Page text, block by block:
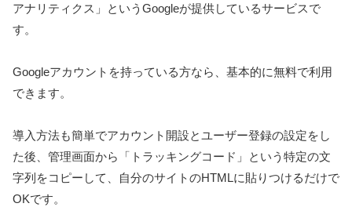
アナリティクス」というGoogleが提供しているサービスで
す。
Googleアカウントを持っている方なら、基本的に無料で利用
できます。
導入方法も簡単でアカウント開設とユーザー登録の設定をし
た後、管理画面から「トラッキングコード」という特定の文
字列をコピーして、自分のサイトのHTMLに貼りつけるだけで
OKです。